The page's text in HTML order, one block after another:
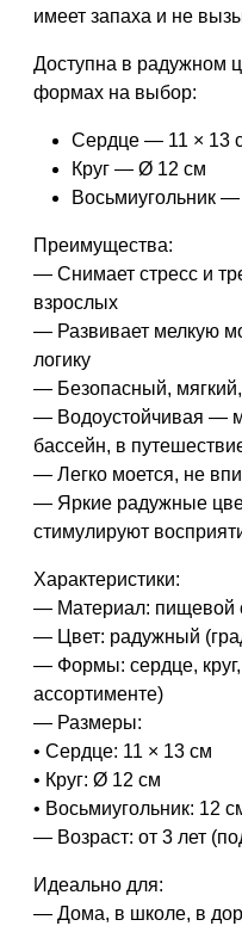
имеет запаха и не
Доступна в радужном
формах на выбор:
Сердце — 11 × 13
Круг — Ø 12 см
Восьмиугольник —
Преимущества:
— Снимает стресс и
взрослых
— Развивает мелкую
логику
— Безопасный,
— Водоустойчивая —
бассейн, в
— Легко моется, не
— Яркие радужные
стимулируют
Характеристики:
— Материал: пищевой
— Цвет: радужный
— Формы: сердце, круг,
ассортименте)
— Размеры:
• Сердце: 11 × 13 см
• Круг: Ø 12 см
• Восьмиугольник: 12
— Возраст: от 3 лет
Идеально для:
— Дома, в школе, в